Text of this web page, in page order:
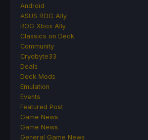
Android
ASUS ROG Ally
ROG Xbox Ally
Classics on Deck
Community
Cryobyte33
Deals
Deck Mods
Emulation
Events
Featured Post
Game News
Game News
General Game News